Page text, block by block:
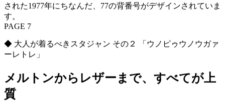
された1977年にちなんだ、77の背番号がデザインされていま
す。
PAGE 7
◆ 大人が着るべきスタジャン その２ 「ウノピゥウノウガァ
ーレトレ」
メルトンからレザーまで、すべてが上
質